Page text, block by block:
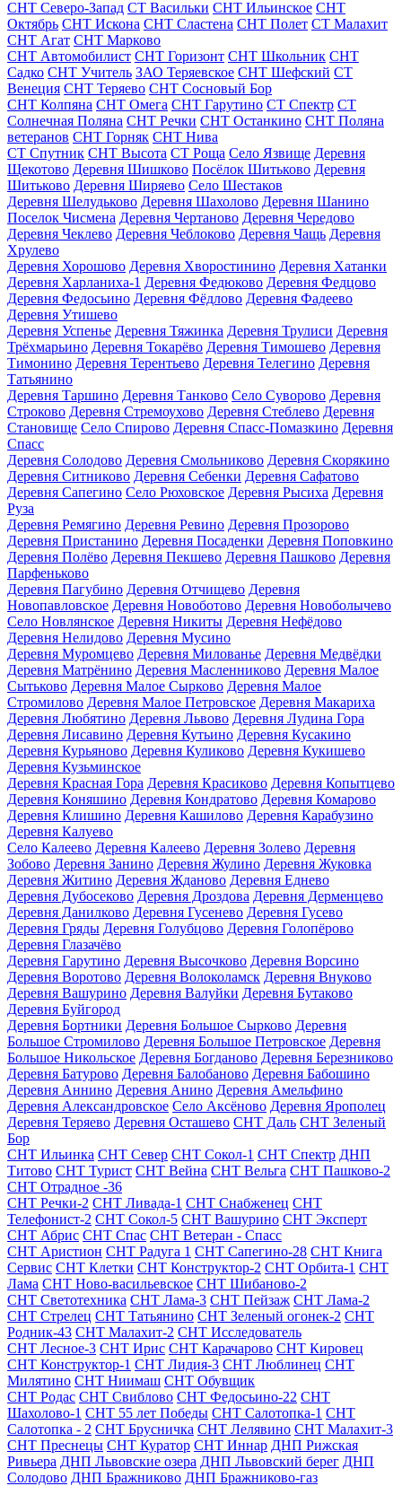
СНТ Северо-Запад СТ Васильки СНТ Ильинское СНТ
Октябрь СНТ Искона СНТ Сластена СНТ Полет СТ Малахит
СНТ Агат СНТ Марково
СНТ Автомобилист СНТ Горизонт СНТ Школьник СНТ
Садко СНТ Учитель ЗАО Теряевское СНТ Шефский СТ
Венеция СНТ Теряево СНТ Сосновый Бор
СНТ Колпяна СНТ Омега СНТ Гарутино СТ Спектр СТ
Солнечная Поляна СНТ Речки СНТ Останкино СНТ Поляна
ветеранов СНТ Горняк СНТ Нива
СТ Спутник СНТ Высота СТ Роща Село Язвище Деревня
Щекотово Деревня Шишково Посёлок Шитьково Деревня
Шитьково Деревня Ширяево Село Шестаков
Деревня Шелудьково Деревня Шахолово Деревня Шанино
Поселок Чисмена Деревня Чертаново Деревня Чередово
Деревня Чеклево Деревня Чеблоково Деревня Чащь Деревня
Хрулево
Деревня Хорошово Деревня Хворостинино Деревня Хатанки
Деревня Харланиха-1 Деревня Федюково Деревня Федцово
Деревня Федосьино Деревня Фёдлово Деревня Фадеево
Деревня Утишево
Деревня Успенье Деревня Тяжинка Деревня Трулиси Деревня
Трёхмарьино Деревня Токарёво Деревня Тимошево Деревня
Тимонино Деревня Терентьево Деревня Телегино Деревня
Татьянино
Деревня Таршино Деревня Танково Село Суворово Деревня
Строково Деревня Стремоухово Деревня Стеблево Деревня
Становище Село Спирово Деревня Спасс-Помазкино Деревня
Спасс
Деревня Солодово Деревня Смольниково Деревня Скорякино
Деревня Ситниково Деревня Себенки Деревня Сафатово
Деревня Сапегино Село Рюховское Деревня Рысиха Деревня
Руза
Деревня Ремягино Деревня Ревино Деревня Прозорово
Деревня Пристанино Деревня Посаденки Деревня Поповкино
Деревня Полёво Деревня Пекшево Деревня Пашково Деревня
Парфеньково
Деревня Пагубино Деревня Отчищево Деревня
Новопавловское Деревня Новоботово Деревня Новоболычево
Село Новлянское Деревня Никиты Деревня Нефёдово
Деревня Нелидово Деревня Мусино
Деревня Муромцево Деревня Милованье Деревня Медвёдки
Деревня Матрёнино Деревня Масленниково Деревня Малое
Сытьково Деревня Малое Сырково Деревня Малое
Стромилово Деревня Малое Петровское Деревня Макариха
Деревня Любятино Деревня Львово Деревня Лудина Гора
Деревня Лисавино Деревня Кутьино Деревня Кусакино
Деревня Курьяново Деревня Куликово Деревня Кукишево
Деревня Кузьминское
Деревня Красная Гора Деревня Красиково Деревня Копытцево
Деревня Коняшино Деревня Кондратово Деревня Комарово
Деревня Клишино Деревня Кашилово Деревня Карабузино
Деревня Калуево
Село Калеево Деревня Калеево Деревня Золево Деревня
Зобово Деревня Занино Деревня Жулино Деревня Жуковка
Деревня Житино Деревня Жданово Деревня Еднево
Деревня Дубосеково Деревня Дроздова Деревня Дерменцево
Деревня Данилково Деревня Гусенево Деревня Гусево
Деревня Гряды Деревня Голубцово Деревня Голопёрово
Деревня Глазачёво
Деревня Гарутино Деревня Высочково Деревня Ворсино
Деревня Воротово Деревня Волоколамск Деревня Внуково
Деревня Вашурино Деревня Валуйки Деревня Бутаково
Деревня Буйгород
Деревня Бортники Деревня Большое Сырково Деревня
Большое Стромилово Деревня Большое Петровское Деревня
Большое Никольское Деревня Богданово Деревня Березниково
Деревня Батурово Деревня Балобаново Деревня Бабошино
Деревня Аннино Деревня Анино Деревня Амельфино
Деревня Александровское Село Аксёново Деревня Ярополец
Деревня Теряево Деревня Осташево СНТ Даль СНТ Зеленый
Бор
СНТ Ильинка СНТ Север СНТ Сокол-1 СНТ Спектр ДНП
Титово СНТ Турист СНТ Вейна СНТ Вельга СНТ Пашково-2
СНТ Отрадное -36
СНТ Речки-2 СНТ Ливада-1 СНТ Снабженец СНТ
Телефонист-2 СНТ Сокол-5 СНТ Вашурино СНТ Эксперт
СНТ Абрис СНТ Спас СНТ Ветеран - Спасс
СНТ Аристион СНТ Радуга 1 СНТ Сапегино-28 СНТ Книга
Сервис СНТ Клетки СНТ Конструктор-2 СНТ Орбита-1 СНТ
Лама СНТ Ново-васильевское СНТ Шибаново-2
СНТ Светотехника СНТ Лама-3 СНТ Пейзаж СНТ Лама-2
СНТ Стрелец СНТ Татьянино СНТ Зеленый огонек-2 СНТ
Родник-43 СНТ Малахит-2 СНТ Исследователь
СНТ Лесное-3 СНТ Ирис СНТ Карачарово СНТ Кировец
СНТ Конструктор-1 СНТ Лидия-3 СНТ Люблинец СНТ
Милятино СНТ Ниимаш СНТ Обувщик
СНТ Родас СНТ Свиблово СНТ Федосьино-22 СНТ
Шахолово-1 СНТ 55 лет Победы СНТ Салотопка-1 СНТ
Салотопка - 2 СНТ Брусничка СНТ Лелявино СНТ Малахит-3
СНТ Преснецы СНТ Куратор СНТ Иннар ДНП Рижская
Ривьера ДНП Львовские озера ДНП Львовский берег ДНП
Солодово ДНП Бражниково ДНП Бражниково-газ